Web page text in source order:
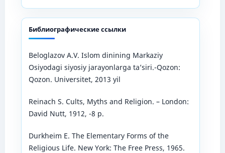
Библиографические ссылки
Beloglazov A.V. Islom dinining Markaziy
Osiyodagi siyosiy jarayonlarga ta’siri.-Qozon:
Qozon. Universitet, 2013 yil
Reinach S. Cults, Myths and Religion. – London:
David Nutt, 1912, -8 p.
Durkheim E. The Elementary Forms of the
Religious Life. New York: The Free Press, 1965.